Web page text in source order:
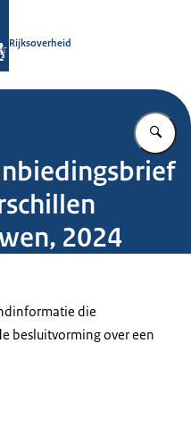
Rijksoverheid
2024
die
besluitvorming over een